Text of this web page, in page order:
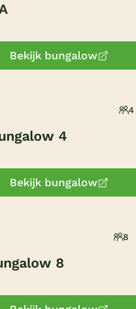
Bekijk bungalow
4
4
Bekijk bungalow
8
8